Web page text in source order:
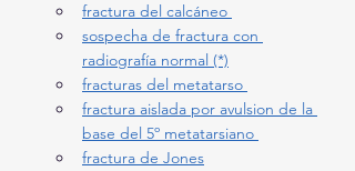
fractura del calcáneo
sospecha de fractura con
radiografía normal (*)
fracturas del metatarso
fractura aislada por avulsion de la
base del 5º metatarsiano
fractura de Jones